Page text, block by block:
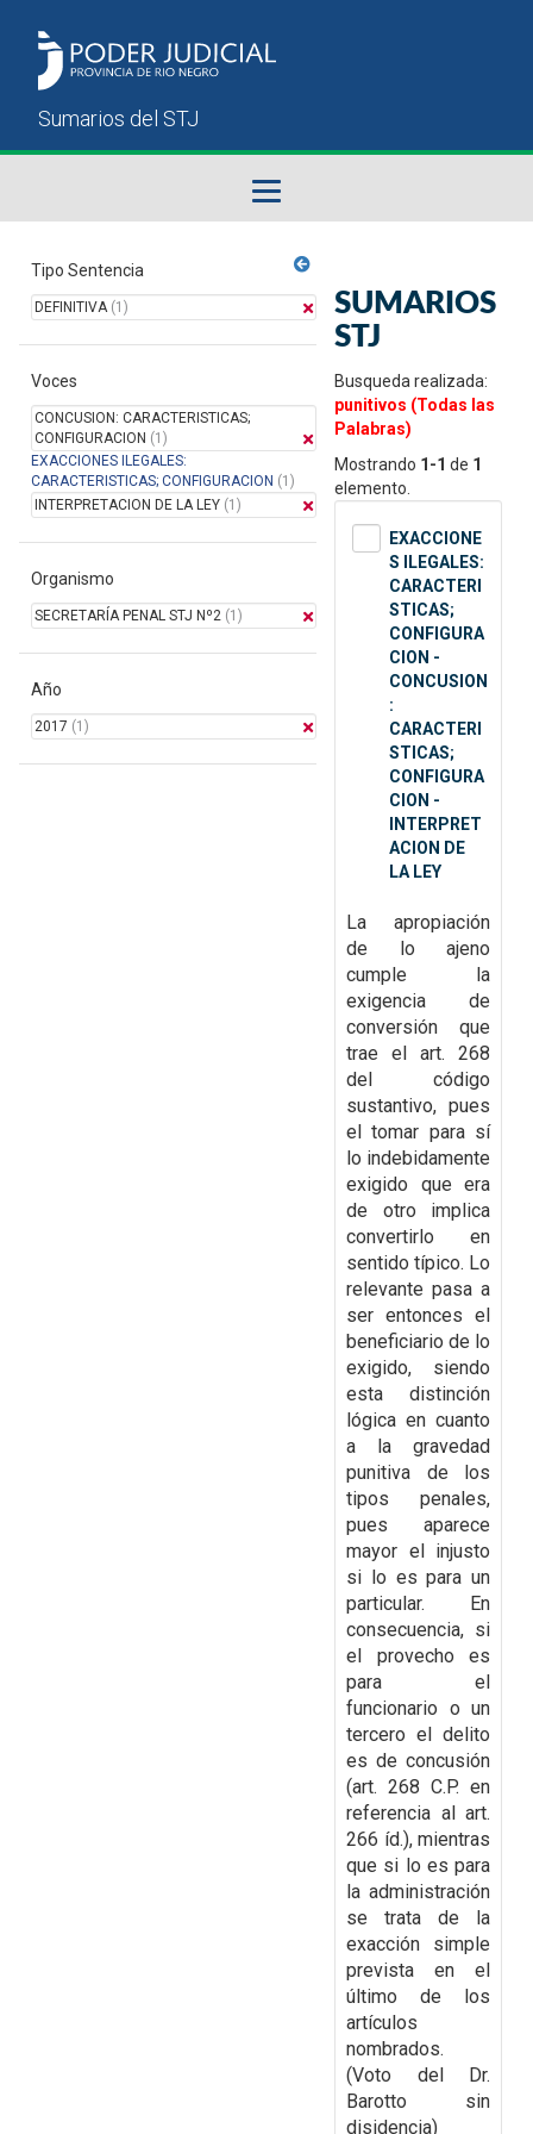
Sumarios del STJ
Manual del Usuario
Tipo Sentencia
DEFINITIVA(1)
Voces
CONCUSION: CARACTERISTICAS;
CONFIGURACION (1)
EXACCIONES ILEGALES:
CARACTERISTICAS; CONFIGURACION (1)
INTERPRETACION DE LA LEY (1)
Organismo
SECRETARÍA PENAL STJ Nº2 (1)
Año
2017 (1)
SUMARIOS
STJ
Busqueda realizada:
punitivos (Todas las
Palabras)
Mostrando 1-1 de 1
elemento.
EXACCIONE
S ILEGALES:
CARACTERI
STICAS;
CONFIGURA
CION -
CONCUSION
:
CARACTERI
STICAS;
CONFIGURA
CION -
INTERPRET
ACION DE
LA LEY
La apropiación
de lo ajeno
cumple la
exigencia de
conversión que
trae el art. 268
del código
sustantivo, pues
el tomar para sí
lo indebidamente
exigido que era
de otro implica
convertirlo en
sentido típico. Lo
relevante pasa a
ser entonces el
beneficiario de lo
exigido, siendo
esta distinción
lógica en cuanto
a la gravedad
punitiva de los
tipos penales,
pues aparece
mayor el injusto
si lo es para un
particular. En
consecuencia, si
el provecho es
para el
funcionario o un
tercero el delito
es de concusión
(art. 268 C.P. en
referencia al art.
266 íd.), mientras
que si lo es para
la administración
se trata de la
exacción simple
prevista en el
último de los
artículos
nombrados.
(Voto del Dr.
Barotto sin
disidencia)